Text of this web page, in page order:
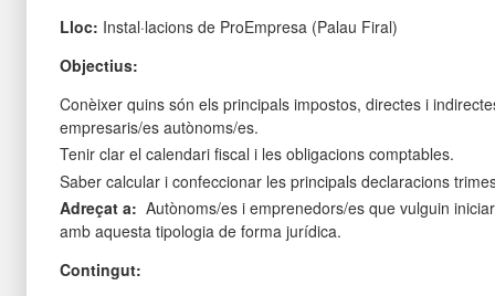
Lloc: Instal·lacions de ProEmpresa (Palau Firal)
Objectius:
Conèixer quins són els principals impostos, directes i
empresaris/es autònoms/es.
Tenir clar el calendari fiscal i les obligacions comptables.
Saber calcular i confeccionar les principals declaracions
Adreçat a: Autònoms/es i emprenedors/es que vulguin
amb aquesta tipologia de forma jurídica.
Contingut: